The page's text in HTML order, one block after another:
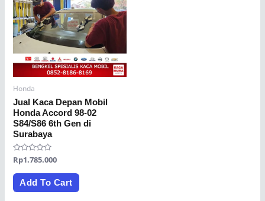
Honda
Jual Kaca Depan Mobil
Honda Accord 98-02
S84/S86 6th Gen di
Surabaya
Rated
0
out
Rp1.785.000
Add To Cart